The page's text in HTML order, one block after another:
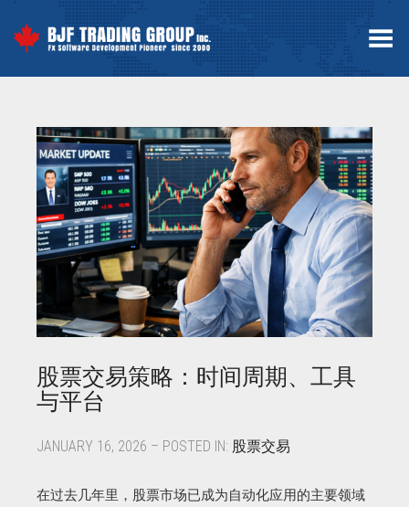
Toggle Menu
股票交易策略：时间周期、工具
与平台
JANUARY 16, 2026 – POSTED IN: 股票交易
在过去几年里，股票市场已成为自动化应用的主要领域